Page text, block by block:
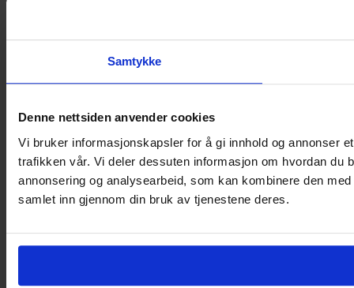
Samtykke
Denne nettsiden anvender cookies
Vi bruker informasjonskapsler for å gi innhold og annonser
trafikken vår. Vi deler dessuten informasjon om hvordan du
annonsering og analysearbeid, som kan kombinere den
samlet inn gjennom din bruk av tjenestene deres.